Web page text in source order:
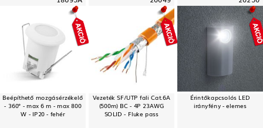
Beépíthető mozgásérzékelő
- 360° - max 6 m - max 800
W - IP20 - fehér
Vezeték SF/UTP fali Cat.6A
(500m) BC - 4P 23AWG
SOLID - Fluke pass
Érintőkapcsolós LED
irányfény - elemes